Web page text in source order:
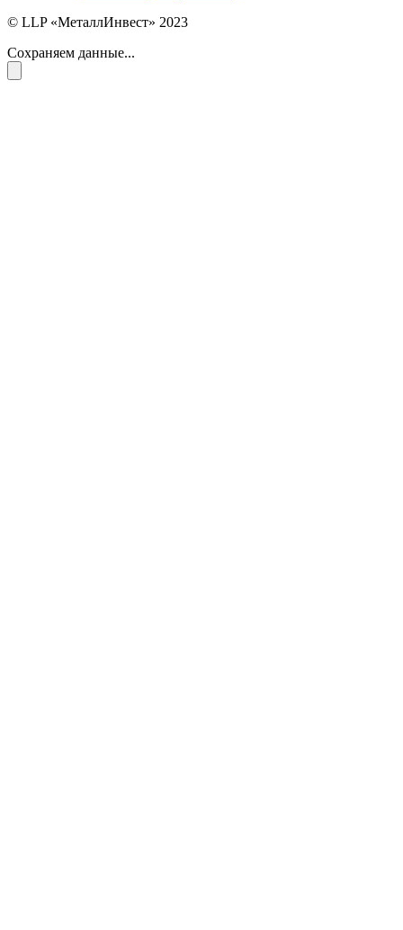
© LLP «МеталлИнвест» 2023
Сохраняем данные...